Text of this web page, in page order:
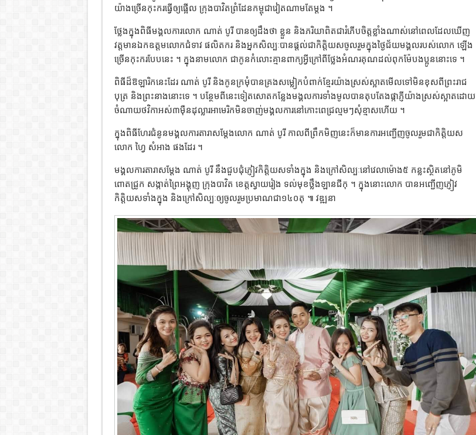
យ៉ាងច្រើនកុះករធ្វើឲ្យផ្អើល ក្រុងបាវិតព្រំដែនកម្ពុជាវៀតណាមតែម្ដង ។
ថ្លែងក្នុងពិធីមង្គលការលោក ណាត់ បូរី បានឲ្យដឹងថា ខ្លួន និងភរិយាពិតជារំភើបចិត្តខ្លាំងណាស់នៅពេលដែលឃើញ
វត្តមានឯកឧត្ដមលោកជំទាវ ផលិតករ និងអ្នកសិល្បៈបានផ្ដល់ជាកិត្តិយសចូលរួមក្នុងថ្ងៃជ័យមង្គលរបស់លោក ឡើង
ច្រើនកុះករបែបនេះ ។ ក្នុងនាមលោក ជាកូនកំលោះគ្មានពាក្យអ្វីក្រៅពីថ្លែងអំណរគុណដល់ពុកម៉ែបងប្អូននោះទេ ។
ពិធីដ៏ឱឡារិកនេះដែរ ណាត់ បូរី និងកូនក្រមុំបានគ្រងសម្លៀកបំពាក់ខ្មែរយ៉ាងស្រស់ស្អាតមើលទៅមិនខុសពីព្រះរាជ
បុត្រ និងព្រះនាងនោះទេ ។ បន្ថែមពីនេះទៀតសោតកន្លែងមង្គលការទាំងមូលបានតុបតែងផ្កាភ្ញីយ៉ាងស្រស់ស្អាតដោយ
ចំណាយថវិកាអស់៣ម៉ឺនដុល្លារអាមេរិកមិនចាញ់មង្គលការនៅកោះពេជ្រល្មមៗសុំខ្មាសហើយ ។
ក្នុងពិធីហែរជំនូនមង្គលការតារាសម្ដែងលោក ណាត់ បូរី កាលពីព្រឹកមិញនេះក៏មានការអញ្ជើញចូលរួមជាកិត្តិយស
លោក ហ្វៃ សំអាង ផងដែរ ។
មង្គលការតារាសម្ដែង ណាត់ បូរី នឹងជួបជុំភ្ញៀវកិត្តិយសទាំងក្នុង និងក្រៅសិល្បៈនៅវេលាម៉ោង៥ កន្លះស្ថិតនៅភូមិ
ពោតជ្រូក សង្កាត់ព្រៃអង្គុញ ក្រុងបាវិត ខេត្តស្វាយរៀង ទល់មុខថ្លឹងឡានជីកុ ។ ក្នុងនោះលោក បានអញ្ជើញភ្ញៀវ
កិត្តិយសទាំងក្នុង និងក្រៅសិល្បៈឲ្យចូលរួមប្រមាណជា១៤០តុ ៕ វឌ្ឍនា